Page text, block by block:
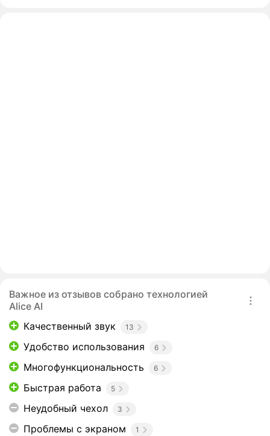
Важное из отзывов собрано технологией
Alice AI
Качественный звук
13
Удобство использования 6
Многофункциональность 6
Быстрая работа 5
Неудобный чехол 3
Проблемы с экраном 1